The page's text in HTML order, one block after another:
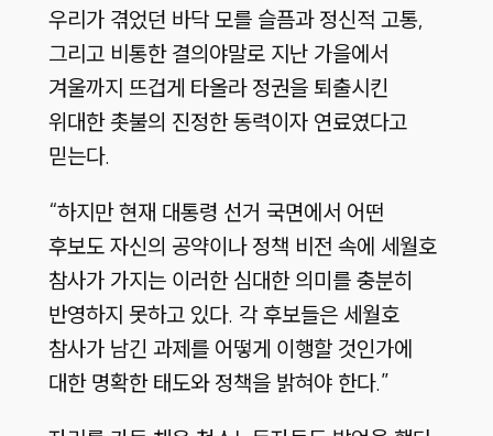
우리가 겪었던 바닥 모를 슬픔과 정신적 고통,
그리고 비통한 결의야말로 지난 가을에서
겨울까지 뜨겁게 타올라 정권을 퇴출시킨
위대한 촛불의 진정한 동력이자 연료였다고
믿는다.
“하지만 현재 대통령 선거 국면에서 어떤
후보도 자신의 공약이나 정책 비전 속에 세월호
참사가 가지는 이러한 심대한 의미를 충분히
반영하지 못하고 있다. 각 후보들은 세월호
참사가 남긴 과제를 어떻게 이행할 것인가에
대한 명확한 태도와 정책을 밝혀야 한다.”